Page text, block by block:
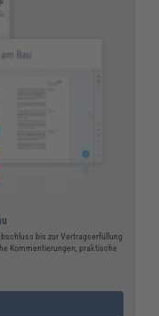
bis zur Vertragserfüllung
Kommentierungen, praktische